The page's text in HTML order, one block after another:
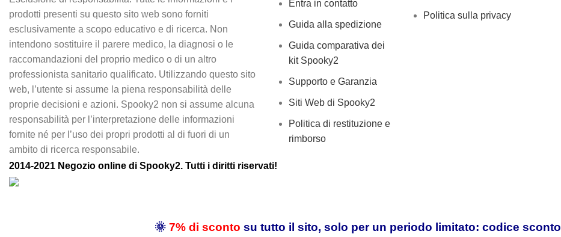
prodotti presenti su questo sito web sono forniti
esclusivamente a scopo educativo e di ricerca. Non
intendono sostituire il parere medico, la diagnosi o le
raccomandazioni del proprio medico o di un altro
professionista sanitario qualificato. Utilizzando questo sito
web, l’utente si assume la piena responsabilità delle
proprie decisioni e azioni. Spooky2 non si assume alcuna
responsabilità per l’interpretazione delle informazioni
fornite né per l’uso dei propri prodotti al di fuori di un
ambito di ricerca responsabile.
Entra in contatto
Guida alla spedizione
Guida comparativa dei
kit Spooky2
Supporto e Garanzia
Siti Web di Spooky2
Politica di restituzione e
rimborso
Politica sulla privacy
2014-2021 Negozio online di Spooky2. Tutti i diritti riservati!
🌞 7% di sconto su tutto il sito, solo per un periodo limitato: codice sconto